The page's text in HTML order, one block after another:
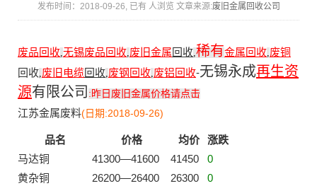
发布时间：2018-09-26, 已有 人浏览 文章来源:废旧金属回收公司
废品回收,无锡废品回收,废旧金属回收,稀有金属回收,废铜
回收,废旧电缆回收,废钢回收,废铝回收-无锡永成再生资
源有限公司 : 昨日废旧金属价格请点击
江苏金属废料(日期:2018-09-26)
品名 价格 均价
涨跌
马达铜
41300—41600 41450
0
黄杂铜
26200—26400 26300
0